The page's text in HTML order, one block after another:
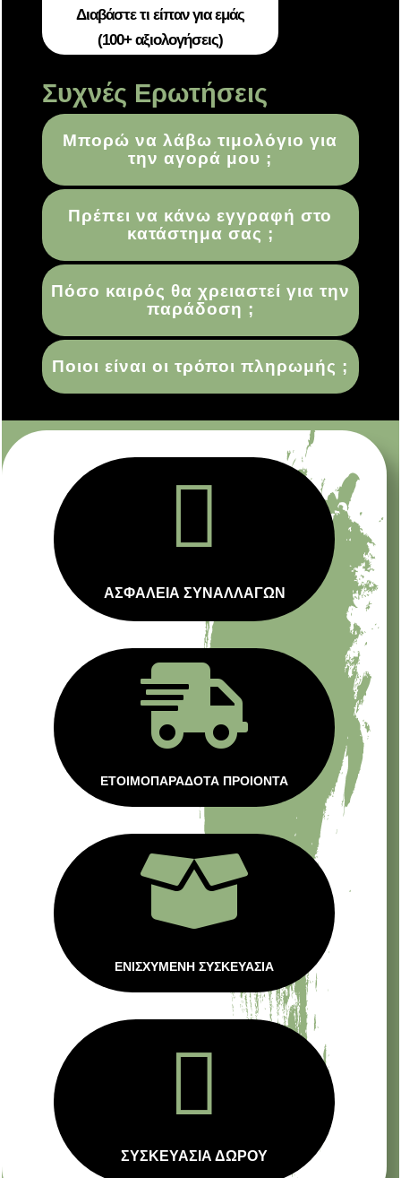
Διαβάστε τι είπαν για εμάς
(100+ αξιολογήσεις)
Συχνές Ερωτήσεις
Μπορώ να λάβω τιμολόγιο για
την αγορά μου ;
Πρέπει να κάνω εγγραφή στο
κατάστημα σας ;
Πόσο καιρός θα χρειαστεί για την
παράδοση ;
Ποιοι είναι οι τρόποι πληρωμής ;

ΑΣΦΑΛΕΙΑ ΣΥΝΑΛΛΑΓΩΝ

ΕΤΟΙΜΟΠΑΡΑΔΟΤΑ ΠΡΟΙΟΝΤΑ

ΕΝΙΣΧΥΜΕΝΗ ΣΥΣΚΕΥΑΣΙΑ

ΣΥΣΚΕΥΑΣΙΑ ΔΩΡΟΥ